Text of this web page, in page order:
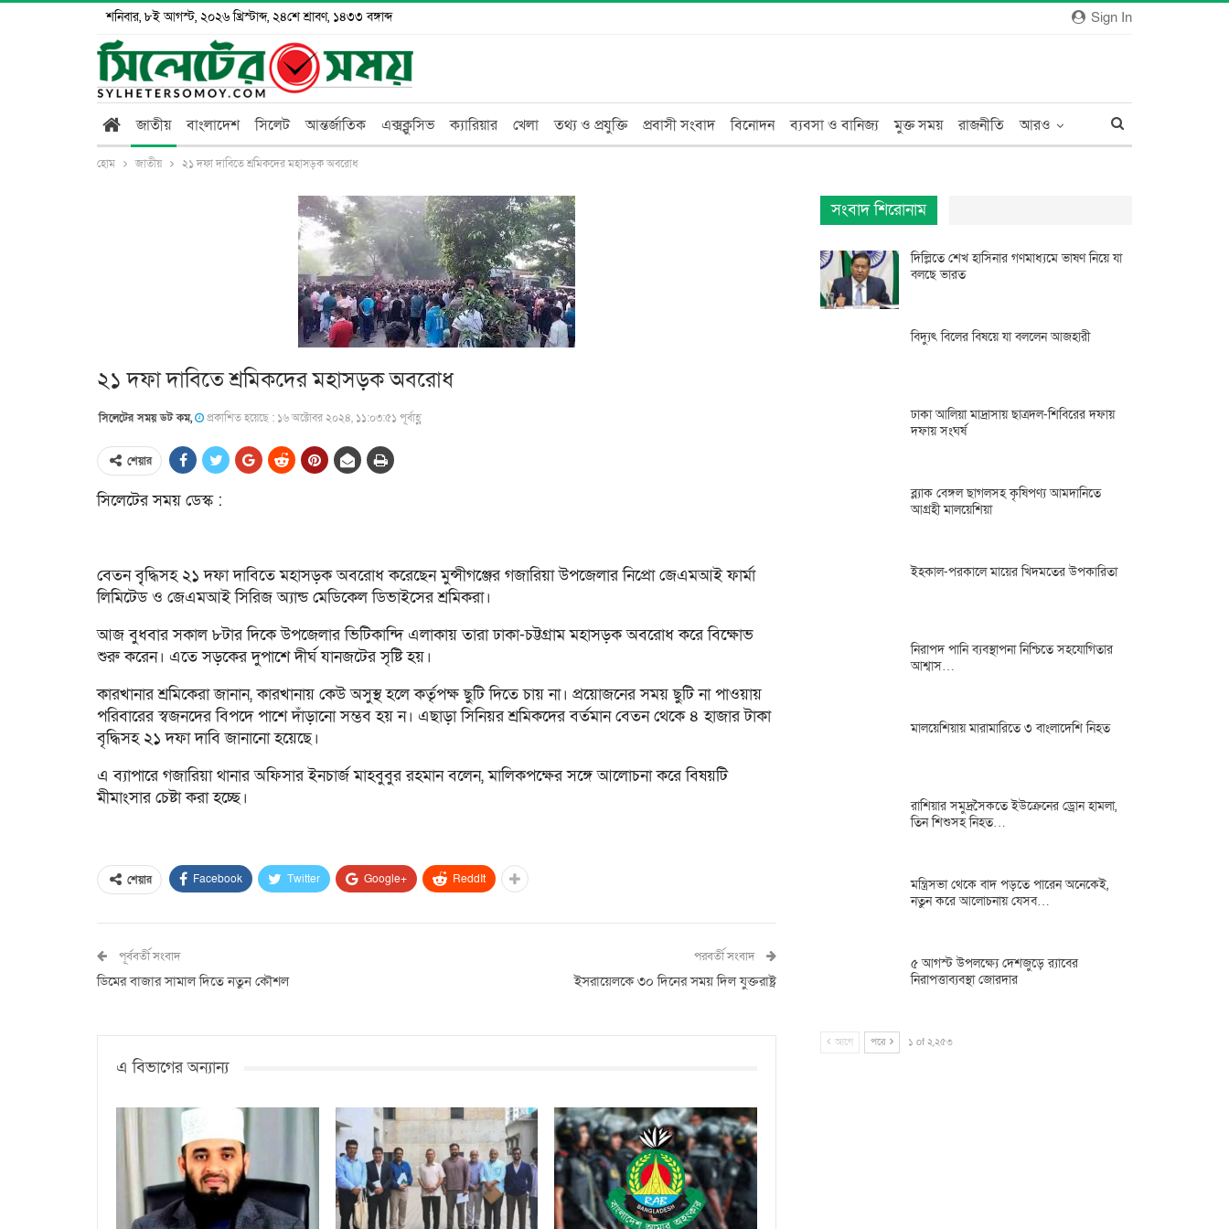
Sign In
শনিবার, ৮ই আগস্ট, ২০২৬ খ্রিস্টাব্দ, ২৪শে শ্রাবণ, ১৪৩৩ বঙ্গাব্দ
জাতীয় বাংলাদেশ সিলেট আন্তর্জাতিক এক্সক্লুসিভ ক্যারিয়ার খেলা তথ্য ও প্রযুক্তি প্রবাসী সংবাদ বিনোদন ব্যবসা ও বানিজ্য মুক্ত সময় রাজনীতি আরও
হোম জাতীয় ২১ দফা দাবিতে শ্রমিকদের মহাসড়ক অবরোধ
২১ দফা দাবিতে শ্রমিকদের মহাসড়ক অবরোধ
সিলেটের সময় ডট কম, প্রকাশিত হয়েছে : ১৬ অক্টোবর ২০২৪, ১১:০৩:৫১ পূর্বাহ্ণ
শেয়ার
সিলেটের সময় ডেস্ক :
বেতন বৃ্দ্ধিসহ ২১ দফা দাবিতে মহাসড়ক অবরোধ করেছেন মুন্সীগঞ্জের গজারিয়া উপজেলার নিপ্রো জেএমআই ফার্মা
লিমিটেড ও জেএমআই সিরিজ অ্যান্ড মেডিকেল ডিভাইসের শ্রমিকরা।
আজ বুধবার সকাল ৮টার দিকে উপজেলার ভিটিকান্দি এলাকায় তারা ঢাকা-চট্টগ্রাম মহাসড়ক অবরোধ করে বিক্ষোভ
শুরু করেন। এতে সড়কের দুপাশে দীর্ঘ যানজটের সৃষ্টি হয়।
কারখানার শ্রমিকেরা জানান, কারখানায় কেউ অসুস্থ হলে কর্তৃপক্ষ ছুটি দিতে চায় না। প্রয়োজনের সময় ছুটি না পাওয়ায়
পরিবারের স্বজনদের বিপদে পাশে দাঁড়ানো সম্ভব হয় ন। এছাড়া সিনিয়র শ্রমিকদের বর্তমান বেতন থেকে ৪ হাজার টাকা
বৃদ্ধিসহ ২১ দফা দাবি জানানো হয়েছে।
এ ব্যাপারে গজারিয়া থানার অফিসার ইনচার্জ মাহবুবুর রহমান বলেন, মালিকপক্ষের সঙ্গে আলোচনা করে বিষয়টি
মীমাংসার চেষ্টা করা হচ্ছে।
শেয়ার Facebook Twitter Google+ ReddIt
পূর্ববর্তী সংবাদ
ডিমের বাজার সামাল দিতে নতুন কৌশল
পরবর্তী সংবাদ
ইসরায়েলকে ৩০ দিনের সময় দিল যুক্তরাষ্ট্র
এ বিভাগের অন্যান্য
সংবাদ শিরোনাম
দিল্লিতে শেখ হাসিনার গণমাধ্যমে ভাষণ নিয়ে যা
বলছে ভারত
বিদ্যুৎ বিলের বিষয়ে যা বললেন আজহারী
ঢাকা আলিয়া মাদ্রাসায় ছাত্রদল-শিবিরের দফায়
দফায় সংঘর্ষ
ব্ল্যাক বেঙ্গল ছাগলসহ কৃষিপণ্য আমদানিতে
আগ্রহী মালয়েশিয়া
ইহকাল-পরকালে মায়ের খিদমতের উপকারিতা
নিরাপদ পানি ব্যবস্থাপনা নিশ্চিতে সহযোগিতার
আশ্বাস…
মালয়েশিয়ায় মারামারিতে ৩ বাংলাদেশি নিহত
রাশিয়ার সমুদ্রসৈকতে ইউক্রেনের ড্রোন হামলা,
তিন শিশুসহ নিহত…
মন্ত্রিসভা থেকে বাদ পড়তে পারেন অনেকেই,
নতুন করে আলোচনায় যেসব…
৫ আগস্ট উপলক্ষ্যে দেশজুড়ে র‌্যাবের
নিরাপত্তাব্যবস্থা জোরদার
আগে পরে ১ of ২,২৫৩